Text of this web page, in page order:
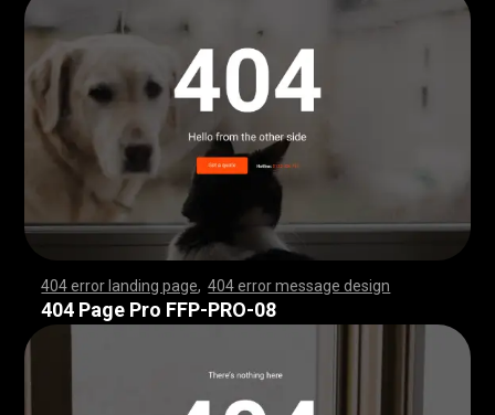
404 error landing page ,404 error message design
,,,,,,,,,,,,,,,,,,,,,,,, ,,,,,,,,,,,,,,,,,,,,,,,,,,,,
,,,,,,,,,,,,,,,,,,,,,,,, ,,,,,,,,,,,,,,,,,,,,,,,,,,,,
,,,,,,,,,,,,,,,,,,,,,,,, ,,,,,,,,,,,,,,,,,,,,,,,,,,,,
,,,,,,,,,,,,,,,,,,,,,,,, ,,,,,,,,,,,,,,,,,,,,,,,,,,,,
,,,,,,,,,,,,,,,,,,,,,,,, ,,,,,,,,,,,,,,,,,,,,,,,,,,,,
,,,,,,,,,,,,,,,,,,,,,,,, ,,,,,,,,,,,,,,,,,,,,,,,,,,,,
,,,,,,,,,,,,,,,,,,,,,,,, ,,,,,,,,,,,,,,,,,,,,,,,,,,,,
,,,,,,,,,,,,,,,,,,,,,,,, ,,,,,,,,,,,,,,,,,,,,,,,,,,,,
404 Page Pro FFP-PRO-08